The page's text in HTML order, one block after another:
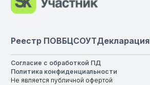
Реестр ПО ВБЦСОУТДекларация
Согласие с обработкой ПД
Политика конфиденциальности
Не является публичной офертой